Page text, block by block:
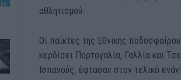
αθλητισμού.
Οι παίκτες της Εθνικής
κερδίσει Πορτογαλία, Γαλλία και
Ισπανούς, έφτασαν στον τελικό